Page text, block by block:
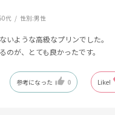
代 性別:男性
いような高級なプリンでした。
のが、とても良かったです。
参考になった 0 Like!